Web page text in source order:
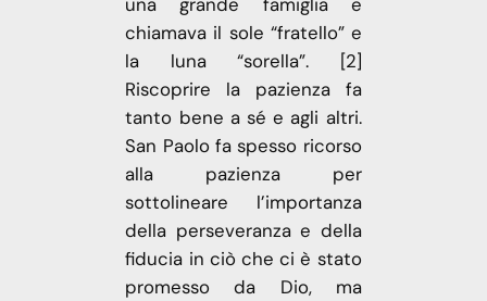
chiamava il sole “fratello” e
la luna “sorella”. [2]
Riscoprire la pazienza fa
tanto bene a sé e agli altri.
San Paolo fa spesso ricorso
alla pazienza per
sottolineare l’importanza
della perseveranza e della
fiducia in ciò che ci è stato
promesso da Dio, ma